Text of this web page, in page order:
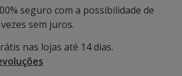
seguro com a possibilidade de
sem juros.
nas lojas até 14 dias.